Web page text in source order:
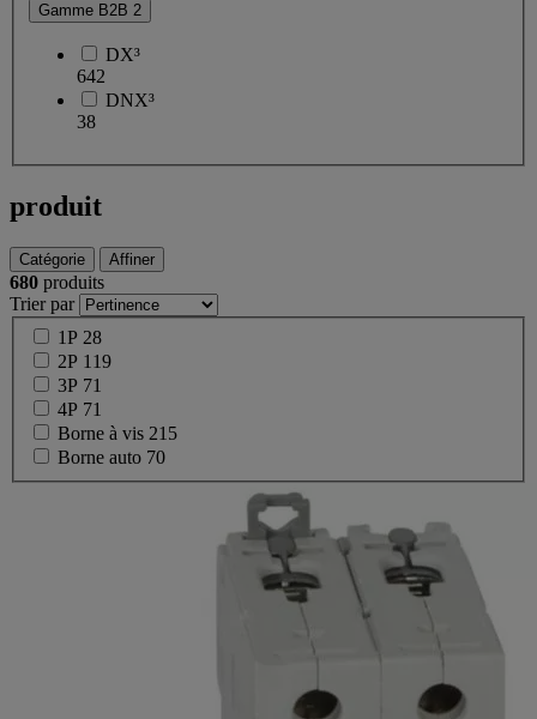
Gamme B2B 2
DX³
642
DNX³
38
produit
Catégorie Affiner
680 produits
Trier par
1P 28
2P 119
3P 71
4P 71
Borne à vis 215
Borne auto 70